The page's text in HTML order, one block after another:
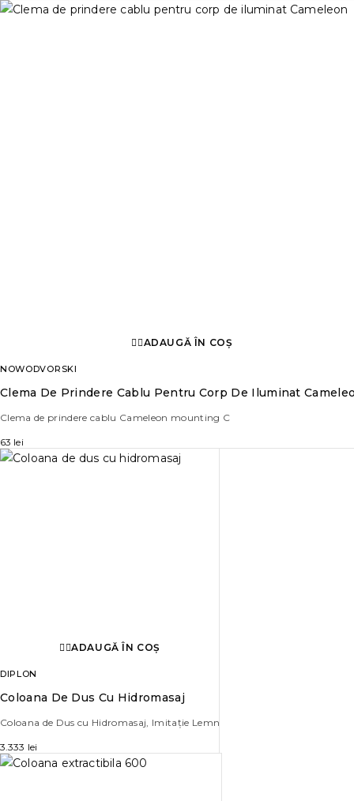
ADAUGĂ ÎN COȘ
NOWODVORSKI
Clema De Prindere Cablu Pentru Corp De Iluminat
Clema de prindere cablu Cameleon mounting C
63 lei
ADAUGĂ ÎN COȘ
DIPLON
Coloana De Dus Cu Hidromasaj
Coloana de Dus cu Hidromasaj, Imitație Lemn
3.333 lei